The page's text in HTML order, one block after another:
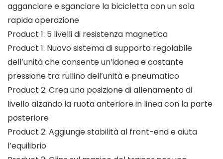
agganciare e sganciare la bicicletta con un sola
rapida operazione
Product 1: 5 livelli di resistenza magnetica
Product 1: Nuovo sistema di supporto regolabile
dell’unità che consente un’idonea e costante
pressione tra rullino dell’unità e pneumatico
Product 2: Crea una posizione di allenamento di
livello alzando la ruota anteriore in linea con la parte
posteriore
Product 2: Aggiunge stabilità al front-end e aiuta
l’equilibrio